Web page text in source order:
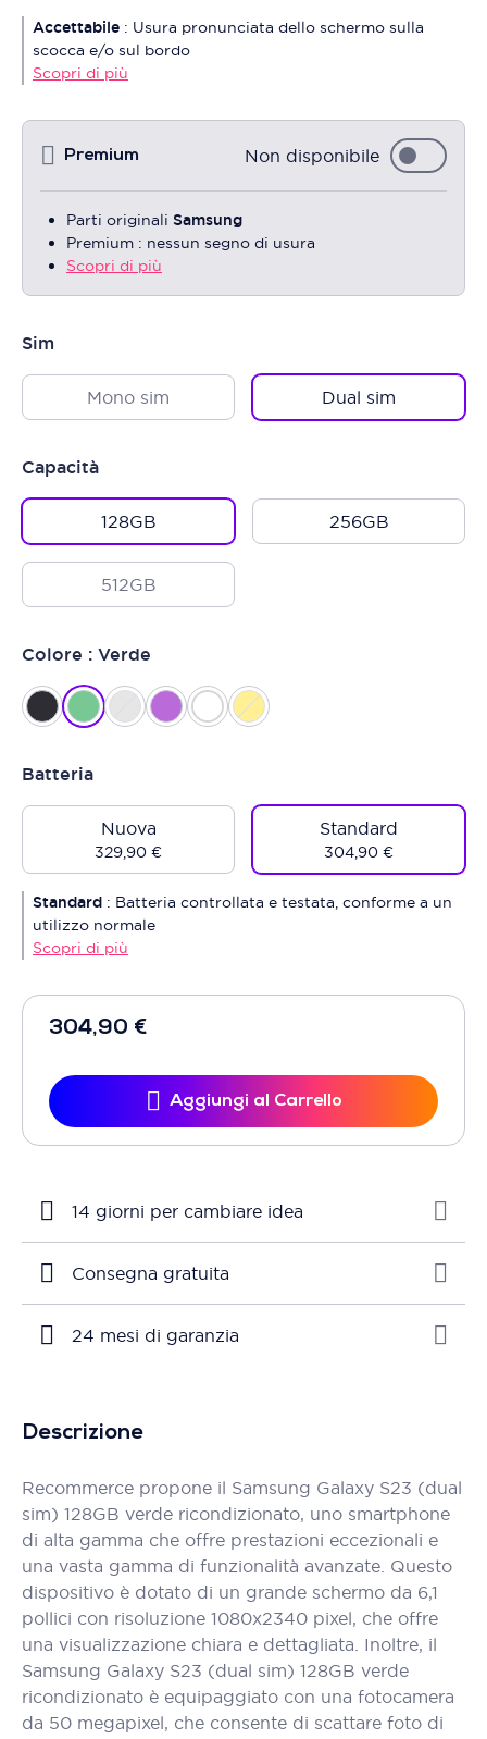
304,90 €
Aggiungi al Carrello
Accettabile : Usura pronunciata dello schermo sulla
scocca e/o sul bordo
Scopri di più
Premium Non disponibile
Parti originali Samsung
Premium : nessun segno di usura
Scopri di più
Sim
Mono sim Dual sim
Capacità
128GB 256GB
512GB
Colore : Verde
Batteria
Nuova
329,90 €
Standard
304,90 €
Standard : Batteria controllata e testata, conforme a un
utilizzo normale
Scopri di più
14 giorni per cambiare idea
Consegna gratuita
24 mesi di garanzia
Descrizione
Recommerce propone il Samsung Galaxy S23 (dual
sim) 128GB verde ricondizionato, uno smartphone
di alta gamma che offre prestazioni eccezionali e
una vasta gamma di funzionalità avanzate. Questo
dispositivo è dotato di un grande schermo da 6,1
pollici con risoluzione 1080x2340 pixel, che offre
una visualizzazione chiara e dettagliata. Inoltre, il
Samsung Galaxy S23 (dual sim) 128GB verde
ricondizionato è equipaggiato con una fotocamera
da 50 megapixel, che consente di scattare foto di